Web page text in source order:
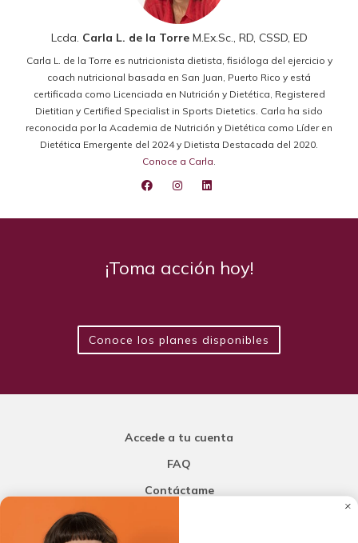
Lcda. Carla L. de la TorreM.Ex.Sc., RD, CSSD, ED
Carla L. de la Torre es nutricionista dietista, fisióloga del ejercicio y
coach nutricional basada en San Juan, Puerto Rico y está
certificada como Licenciada en Nutrición y Dietética, Registered
Dietitian y Certified Specialist in Sports Dietetics. Carla ha sido
reconocida por la Academia de Nutrición y Dietética como Líder en
Dietética Emergente del 2024 y Dietista Destacada del 2020.
Conoce a Carla.
¡Toma acción hoy!
Conoce los planes disponibles
Accede a tu cuenta
FAQ
Contáctame